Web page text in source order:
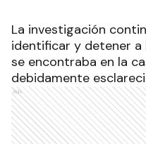
La investigación
identificar y detener
se encontraba en la
debidamente
Ads